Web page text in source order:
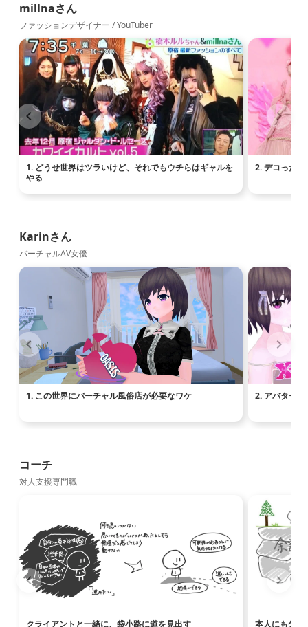
millnaさん
ファッションデザイナー / YouTuber
1. どうせ世界はツラいけど、それでもウチらはギャルを
やる
2. デコった
Karinさん
バーチャルAV女優
1. この世界にバーチャル風俗店が必要なワケ 2. アバター
コーチ
対人支援専門職
クライアントと一緒に、袋小路に道を見出す 本人にも分か